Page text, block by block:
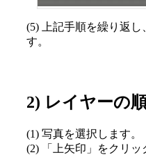
(5) 上記手順を繰り返し
す。
2) レイヤーの
(1) 写真を選択します。
(2) 「上矢印」をクリ